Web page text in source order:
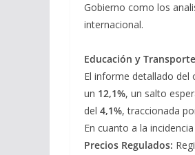
Gobierno como los
internacional.
Educación y
El informe detallado del
un 12,1%, un salto
del 4,1%, traccionada
En cuanto a la
Precios Regulados: